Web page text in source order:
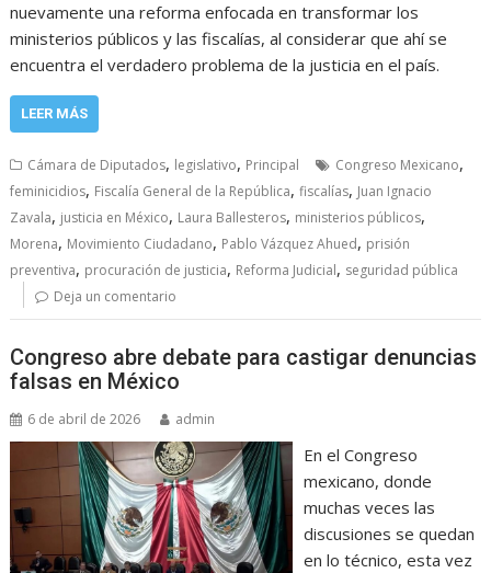
nuevamente una reforma enfocada en transformar los
ministerios públicos y las fiscalías, al considerar que ahí se
encuentra el verdadero problema de la justicia en el país.
LEER MÁS
Cámara de Diputados, legislativo, Principal Congreso Mexicano,
feminicidios, Fiscalía General de la República,fiscalías, Juan Ignacio
Zavala, justicia en México, Laura Ballesteros, ministerios públicos,
Morena, Movimiento Ciudadano, Pablo Vázquez Ahued, prisión
preventiva, procuración de justicia, Reforma Judicial, seguridad pública
Deja un comentario
Congreso abre debate para castigar denuncias
falsas en México
6 de abril de 2026 admin
En el Congreso
mexicano, donde
muchas veces las
discusiones se quedan
en lo técnico, esta vez